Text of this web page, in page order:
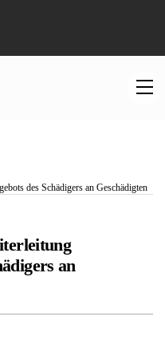
des Schädigers an Geschädigten
an